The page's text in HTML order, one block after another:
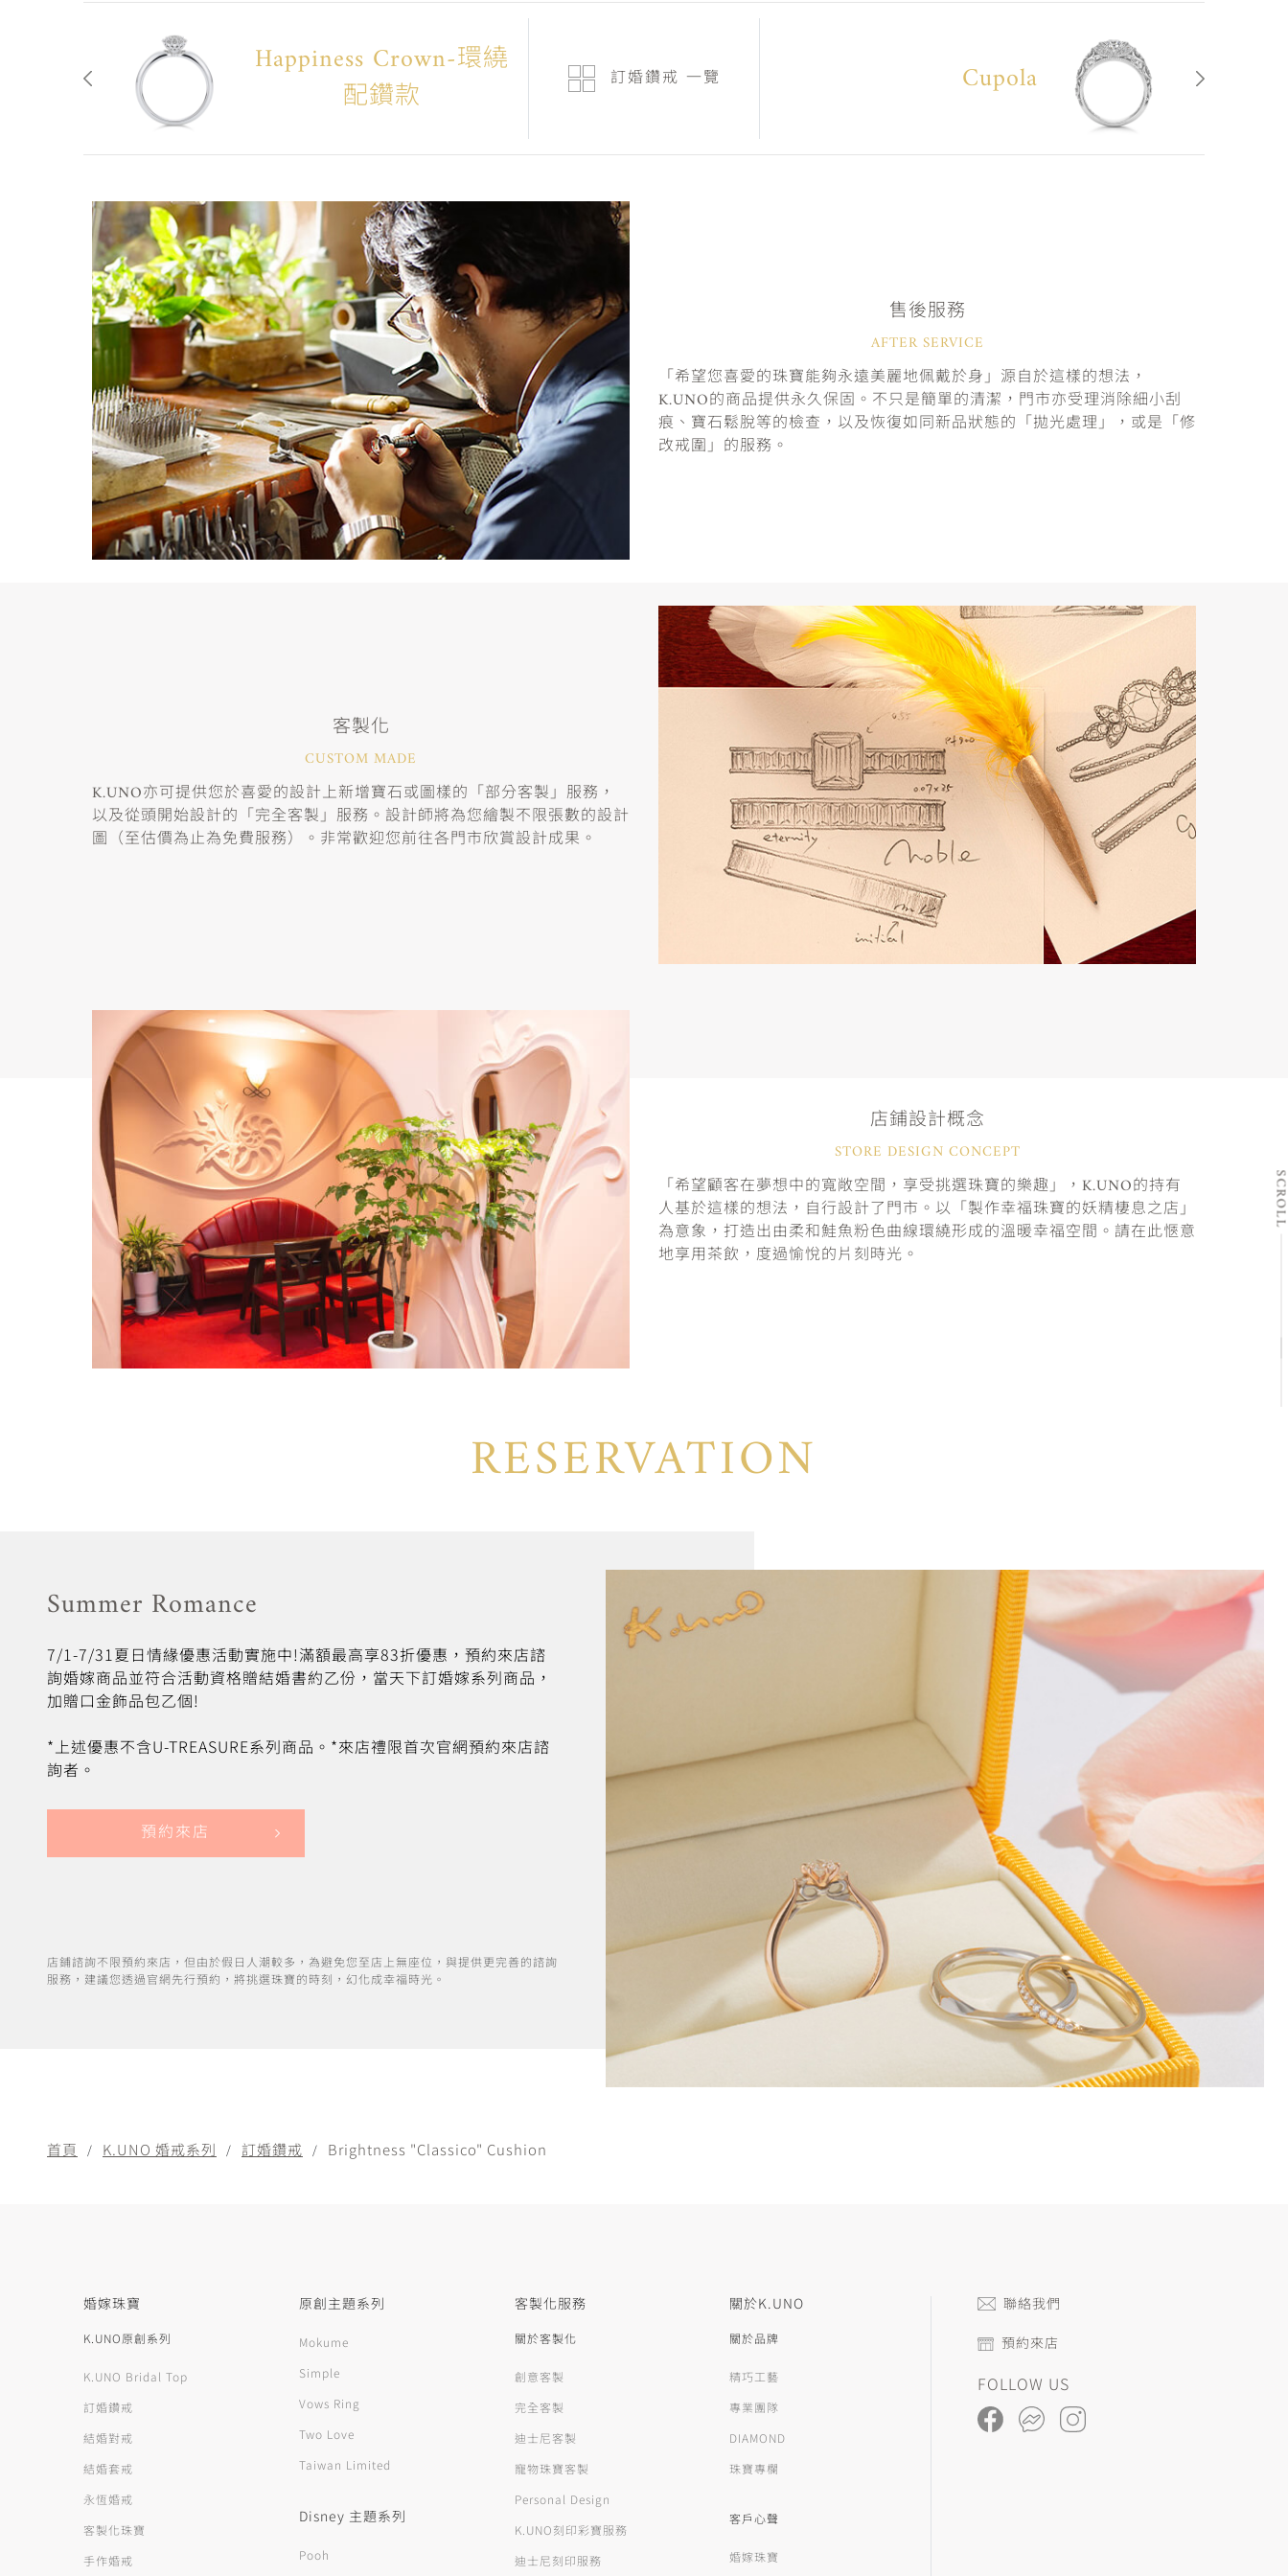
Happiness Crown-環繞
配鑽款
訂婚鑽戒 一覽 Cupola
售後服務
AFTER SERVICE
「希望您喜愛的珠寶能夠永遠美麗地佩戴於身」源自於這樣的想法，
K.UNO的商品提供永久保固。不只是簡單的清潔，門市亦受理消除細小刮
痕、寶石鬆脫等的檢查，以及恢復如同新品狀態的「拋光處理」，或是「修
改戒圍」的服務。
客製化
CUSTOM MADE
K.UNO亦可提供您於喜愛的設計上新增寶石或圖樣的「部分客製」服務，
以及從頭開始設計的「完全客製」服務。設計師將為您繪製不限張數的設計
圖（至估價為止為免費服務）。非常歡迎您前往各門市欣賞設計成果。
店鋪設計概念
STORE DESIGN CONCEPT
「希望顧客在夢想中的寬敞空間，享受挑選珠寶的樂趣」，K.UNO的持有
人基於這樣的想法，自行設計了門市。以「製作幸福珠寶的妖精棲息之店」
為意象，打造出由柔和鮭魚粉色曲線環繞形成的溫暖幸福空間。請在此愜意
地享用茶飲，度過愉悅的片刻時光。
RESERVATION
Summer Romance
7/1-7/31夏日情緣優惠活動實施中!滿額最高享83折優惠，預約來店諮
詢婚嫁商品並符合活動資格贈結婚書約乙份，當天下訂婚嫁系列商品，
加贈口金飾品包乙個!
*上述優惠不含U-TREASURE系列商品。*來店禮限首次官網預約來店諮
詢者。
預約來店
店鋪諮詢不限預約來店，但由於假日人潮較多，為避免您至店上無座位，與提供更完善的諮詢
服務，建議您透過官網先行預約，將挑選珠寶的時刻，幻化成幸福時光。
首頁 K.UNO 婚戒系列 訂婚鑽戒 Brightness "Classico" Cushion
婚嫁珠寶
K.UNO原創系列
K.UNO Bridal Top
訂婚鑽戒
結婚對戒
結婚套戒
永恆婚戒
客製化珠寶
手作婚戒
原創主題系列
Mokume
Simple
Vows Ring
Two Love
Taiwan Limited
Disney 主題系列
Pooh
客製化服務
關於客製化
創意客製
完全客製
迪士尼客製
寵物珠寶客製
Personal Design
K.UNO刻印彩寶服務
迪士尼刻印服務
關於K.UNO
關於品牌
精巧工藝
專業團隊
DIAMOND
珠寶專欄
客戶心聲
婚嫁珠寶
聯絡我們
預約來店
FOLLOW US